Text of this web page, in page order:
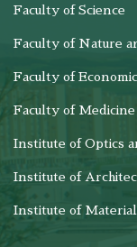
Faculty of Science
Faculty of Nature
Faculty of
Faculty of Medicine
Institute of Optics
Institute of
Institute of